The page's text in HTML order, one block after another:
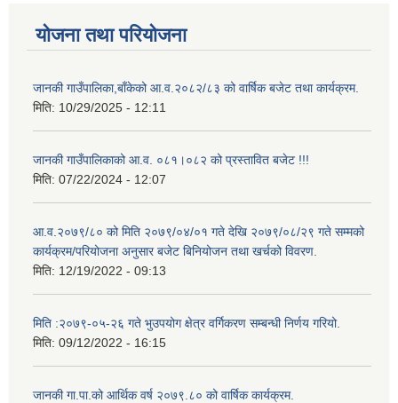
योजना तथा परियोजना
जानकी गाउँपालिका,बाँकेको आ.व.२०८२/८३ को वार्षिक बजेट तथा कार्यक्रम.
मिति: 10/29/2025 - 12:11
जानकी गाउँपालिकाको आ.व. ०८१।०८२ को प्रस्तावित बजेट !!!
मिति: 07/22/2024 - 12:07
आ.व.२०७९/८० को मिति २०७९/०४/०१ गते देखि २०७९/०८/२९ गते सम्मको
कार्यक्रम/परियोजना अनुसार बजेट बिनियोजन तथा खर्चको विवरण.
मिति: 12/19/2022 - 09:13
मिति :२०७९-०५-२६ गते भुउपयोग क्षेत्र वर्गिकरण सम्बन्धी निर्णय गरियो.
मिति: 09/12/2022 - 16:15
जानकी गा.पा.को आर्थिक वर्ष २०७९.८० को वार्षिक कार्यक्रम.